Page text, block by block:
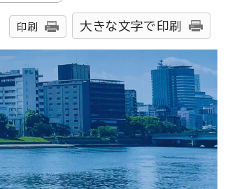
印刷 大きな文字で印刷